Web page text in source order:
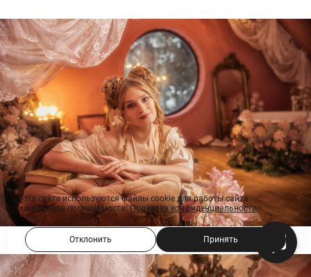
На сайте используются файлы cookie для работы сайта
и анализа посещаемости.Политика конфиденциальности
Отклонить Принять